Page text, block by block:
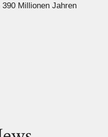
Millionen Jahren